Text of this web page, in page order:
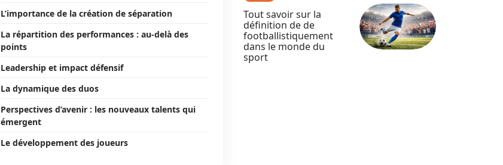
L’importance de la création de séparation
La répartition des performances : au-delà des
points
Leadership et impact défensif
La dynamique des duos
Perspectives d’avenir : les nouveaux talents qui
émergent
Le développement des joueurs
Tout savoir sur la
définition de de
footballistiquement
dans le monde du
sport